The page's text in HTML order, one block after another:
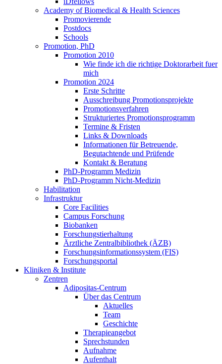
Academy of Biomedical & Health Sciences
Promovierende
Postdocs
Schools
Promotion, PhD
Promotion 2010
Wie finde ich die richtige Doktorarbeit fuer
mich
Promotion 2024
Erste Schritte
Ausschreibung Promotionsprojekte
Promotionsverfahren
Strukturiertes Promotionsprogramm
Termine & Fristen
Links & Downloads
Informationen für Betreuende,
Begutachtende und Prüfende
Kontakt & Beratung
PhD-Programm Medizin
PhD-Programm Nicht-Medizin
Habilitation
Infrastruktur
Core Facilities
Campus Forschung
Biobanken
Forschungstierhaltung
Ärztliche Zentralbibliothek (ÄZB)
Forschungsinformationssystem (FIS)
Forschungsportal
Kliniken & Institute
Zentren
Adipositas-Centrum
Über das Centrum
Aktuelles
Team
Geschichte
Therapieangebot
Sprechstunden
Aufnahme
Aufenthalt